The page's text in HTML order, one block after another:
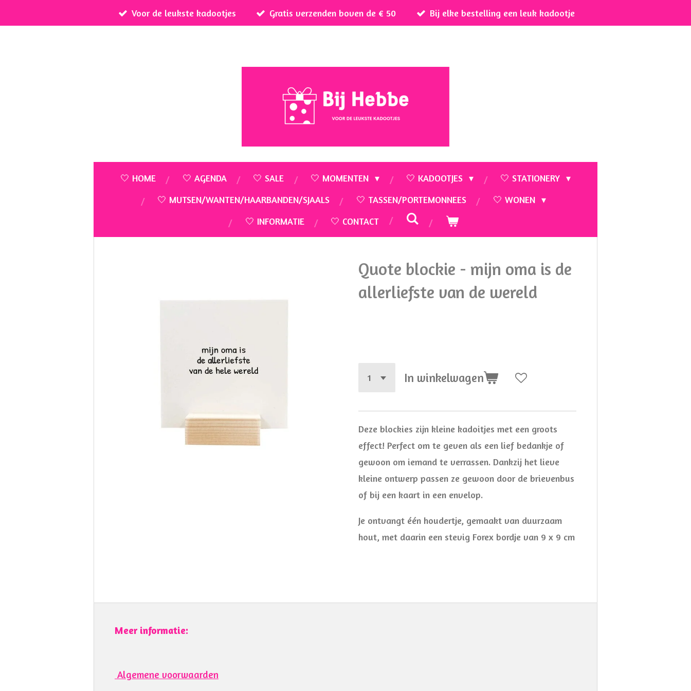
Voor de leukste kadootjes Gratis verzenden boven de € 50 Bij elke bestelling een leuk kadootje
🤍 HOME 🤍 AGENDA 🤍 SALE 🤍 MOMENTEN 🤍 KADOOTJES
🤍 STATIONERY
🤍 MUTSEN/WANTEN/HAARBANDEN/SJAALS
🤍 TASSEN/PORTEMONNEES
🤍 WONEN
🤍 INFORMATIE
🤍 CONTACT
Quote blockie - mijn oma is de
allerliefste van de wereld
In winkelwagen
Deze blockies zijn kleine kadoitjes met een groots
effect! Perfect om te geven als een lief bedankje of
gewoon om iemand te verrassen. Dankzij het lieve
kleine ontwerp passen ze gewoon door de brievenbus
of bij een kaart in een envelop.
Je ontvangt één houdertje, gemaakt van duurzaam
hout, met daarin een stevig Forex bordje van 9 x 9 cm
Meer informatie:
Algemene voorwaarden